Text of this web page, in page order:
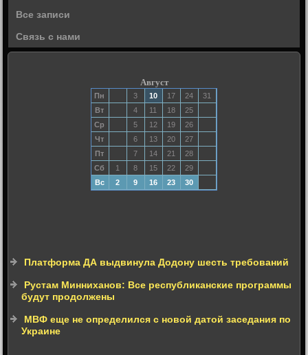
Все записи
Связь с нами
Август
Пн 3 10 17 24
31
Вт
4 11 18
25
Ср
5 12 19
26
Чт
6 13 20
27
Пт
7 14 21
28
Сб
1 8 15 22
29
Вс
2 9 16 23 30
Платформа ДА выдвинула Додону шесть требований
Рустам Минниханов: Все республиканские программы
будут продолжены
МВФ еще не определился с новой датой заседания по
Украине